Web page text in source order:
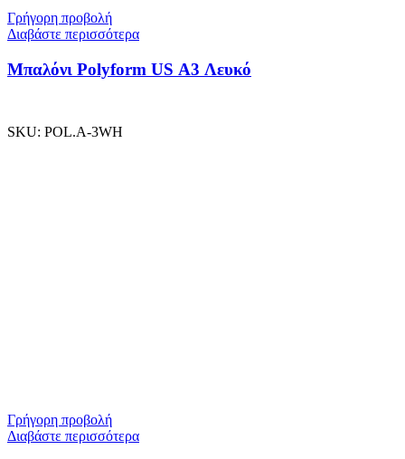
Γρήγορη προβολή
Διαβάστε περισσότερα
Μπαλόνι Polyform US A3 Λευκό
SKU: POL.A-3WH
Γρήγορη προβολή
Διαβάστε περισσότερα